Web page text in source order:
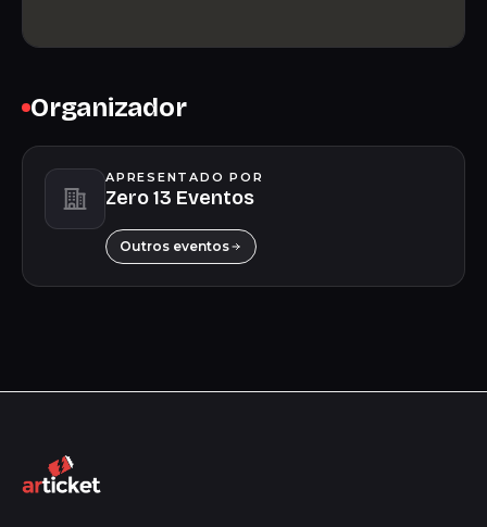
Organizador
APRESENTADO POR
Zero 13 Eventos
Outros eventos